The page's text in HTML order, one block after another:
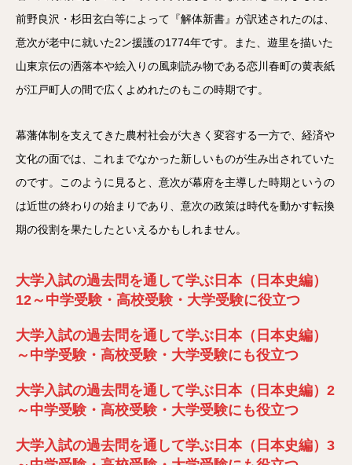
前野良沢・杉田玄白等によって『解体新書』が訳述されたのは、
意次が老中に就いた2ン援護の1774年です。また、遊里を描いた
山東京伝の洒落本や絵入りの風刺読み物である恋川春町の黄表紙
が江戸町人の間で広くよめれたのもこの時期です。
幕藩体制を支えてきた農村社会が大きく変容する一方で、経済や
文化の面では、これまでなかった新しいものが生み出されていた
のです。このように見ると、意次が幕府を主導した時期というの
は近世の終わりの始まりであり、意次の政策は時代を動かす転換
期の役割を果たしたといえるかもしれません。
大学入試の過去問を通して学ぶ日本（日本史編）
12～中学受験・高校受験・大学受験に役立つ
大学入試の過去問を通して学ぶ日本（日本史編）
～中学受験・高校受験・大学受験にも役立つ
大学入試の過去問を通して学ぶ日本（日本史編）2
～中学受験・高校受験・大学受験にも役立つ
大学入試の過去問を通して学ぶ日本（日本史編）3